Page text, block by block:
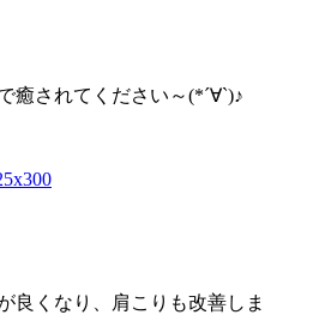
癒されてください～(*´∀`)♪
良くなり、肩こりも改善しま